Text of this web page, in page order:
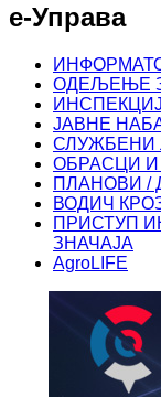
е-Управа
ОДЕЉЕЊЕ
ЈАВНЕ
СЛУЖБЕНИ
ОБРАСЦИ
ПЛАНОВИ /
ВОДИЧ
ПРИСТУП
ЗНАЧАЈА
AgroLIFE